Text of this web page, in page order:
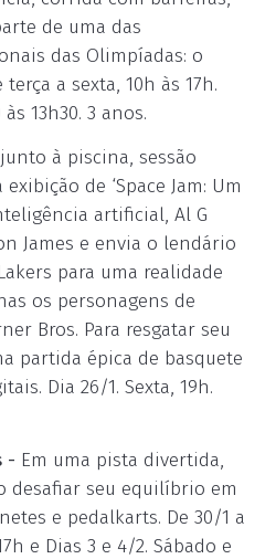
de uma das
das Olimpíadas: o
a sexta, 10h às 17h.
13h30. 3 anos.
à piscina, sessão
de ‘Space Jam: Um
artificial, Al G
James e envia o lendário
para uma realidade
os personagens de
Bros. Para resgatar seu
partida épica de basquete
Dia 26/1. Sexta, 19h.
- Em uma pista divertida,
desafiar seu equilíbrio em
e pedalkarts. De 30/1 a
e Dias 3 e 4/2. Sábado e